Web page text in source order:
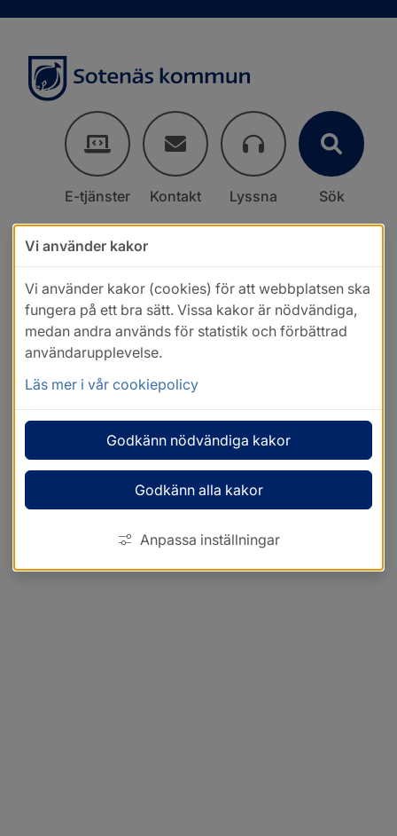
E-tjänster Kontakt Lyssna Sök
Vi använder kakor
Vi använder kakor (cookies) för att webbplatsen ska
fungera på ett bra sätt. Vissa kakor är nödvändiga,
medan andra används för statistik och förbättrad
användarupplevelse.
Läs mer i vår cookiepolicy
Godkänn nödvändiga kakor
Godkänn alla kakor
Anpassa inställningar